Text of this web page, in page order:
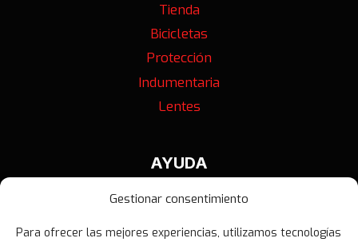
Gestionar consentimiento
Para ofrecer las mejores experiencias, utilizamos tecnologías
Tienda
Bicicletas
Protección
Indumentaria
Lentes
AYUDA
Contáctanos